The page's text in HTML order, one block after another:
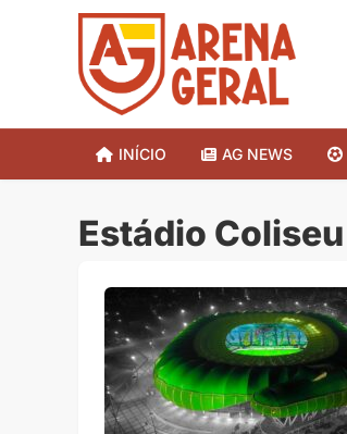
INÍCIO AG NEWS
Estádio Coliseu